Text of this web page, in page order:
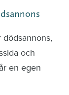
och
en egen